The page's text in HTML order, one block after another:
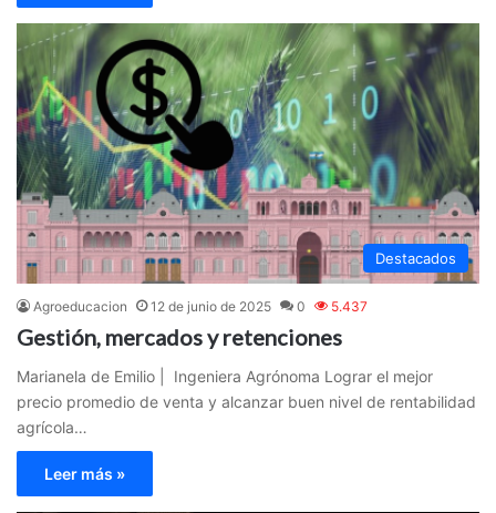
Destacados
Agroeducacion 12 de junio de 2025 0 5.437
Gestión, mercados y retenciones
Marianela de Emilio | Ingeniera Agrónoma Lograr el mejor
precio promedio de venta y alcanzar buen nivel de rentabilidad
agrícola…
Leer más »